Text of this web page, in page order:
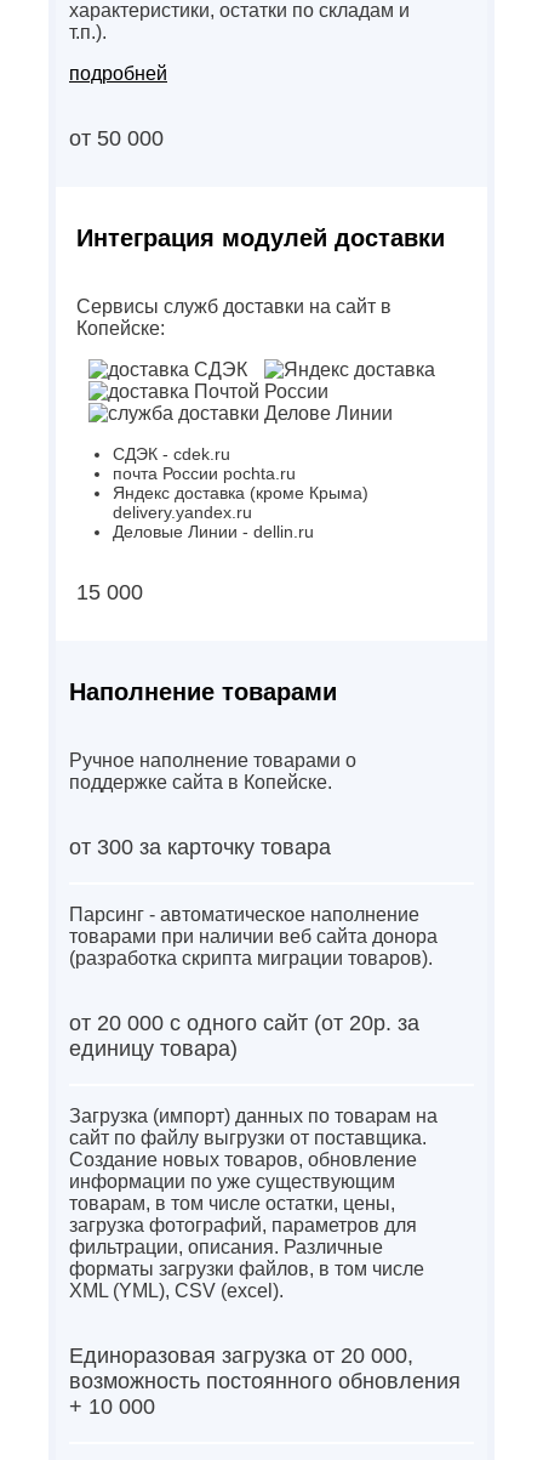
характеристики, остатки по складам и
т.п.).
подробней
от 50 000
Интеграция модулей доставки
Сервисы служб доставки на сайт в
Копейске:
СДЭК - cdek.ru
почта России pochta.ru
Яндекс доставка (кроме Крыма)
delivery.yandex.ru
Деловые Линии - dellin.ru
15 000
Наполнение товарами
Ручное наполнение товарами о
поддержке сайта в Копейске.
от 300 за карточку товара
Парсинг - автоматическое наполнение
товарами при наличии веб сайта донора
(разработка скрипта миграции товаров).
от 20 000 с одного сайт (от 20р. за
единицу товара)
Загрузка (импорт) данных по товарам на
сайт по файлу выгрузки от поставщика.
Создание новых товаров, обновление
информации по уже существующим
товарам, в том числе остатки, цены,
загрузка фотографий, параметров для
фильтрации, описания. Различные
форматы загрузки файлов, в том числе
XML (YML), CSV (excel).
Единоразовая загрузка от 20 000,
возможность постоянного обновления
+ 10 000